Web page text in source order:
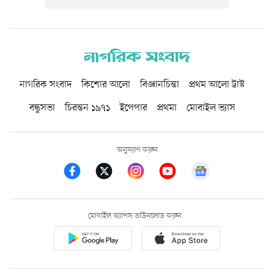
নাগরিক সংবাদ কিশোর আলো বিজ্ঞানচিন্তা
প্রথম আলো ট্রাস্ট
বন্ধুসভা
চিরন্তন ১৯৭১ ইপেপার প্রথমা মোবাইল ভ্যাস
অনুসরণ করুন
মোবাইল অ্যাপস ডাউনলোড করুন